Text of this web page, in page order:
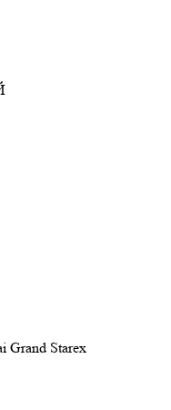
Grand Starex